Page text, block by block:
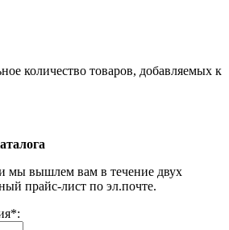
количество товаров, добавляемых к
мы вышлем вам в течение двух
прайс-лист по эл.почте.
*: